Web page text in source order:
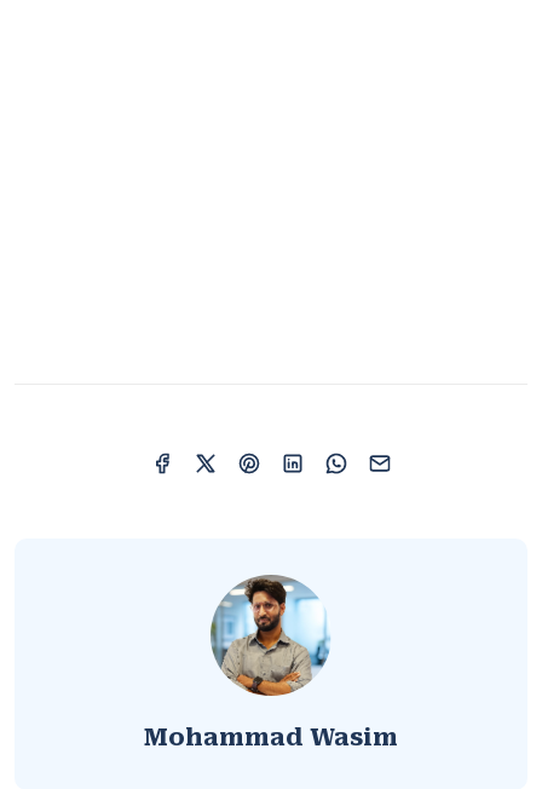
Mohammad Wasim